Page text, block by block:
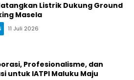
Listrik Dukung Ground
Masela
11 Juli 2026
Profesionalisme, dan
untuk IATPI Maluku Maju